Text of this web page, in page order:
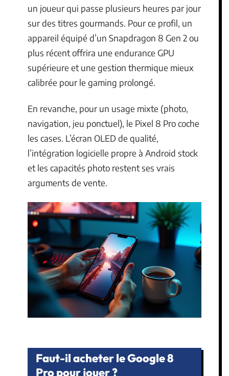
un joueur qui passe plusieurs heures par jour
sur des titres gourmands. Pour ce profil, un
appareil équipé d’un Snapdragon 8 Gen 2 ou
plus récent offrira une endurance GPU
supérieure et une gestion thermique mieux
calibrée pour le gaming prolongé.
En revanche, pour un usage mixte (photo,
navigation, jeu ponctuel), le Pixel 8 Pro coche
les cases. L’écran OLED de qualité,
l’intégration logicielle propre à Android stock
et les capacités photo restent ses vrais
arguments de vente.
Faut-il acheter le Google 8
Pro pour jouer ?